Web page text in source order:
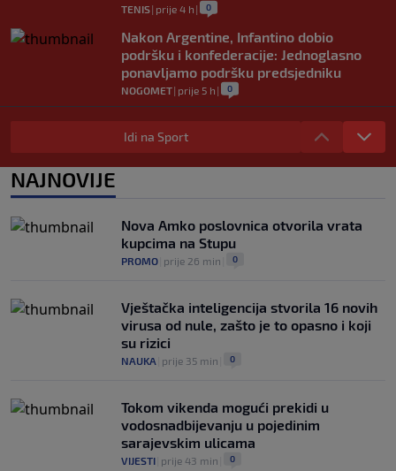
TENIS| prije 4 h | 0
Nakon Argentine, Infantino dobio
podršku i konfederacije: Jednoglasno
ponavljamo podršku predsjedniku
NOGOMET| prije 5 h | 0
Tužne vijesti: Preminuo nekadašnji
prvak Jugoslavije
KOŠARKA|prije 6 h| 0
Idi na Sport
NAJNOVIJE
Nova Amko poslovnica otvorila vrata
kupcima na Stupu
PROMO prije 26 min 0
Vještačka inteligencija stvorila 16 novih
virusa od nule, zašto je to opasno i koji
su rizici
NAUKA prije 35 min 0
Tokom vikenda mogući prekidi u
vodosnadbijevanju u pojedinim
sarajevskim ulicama
VIJESTI prije 43 min 0